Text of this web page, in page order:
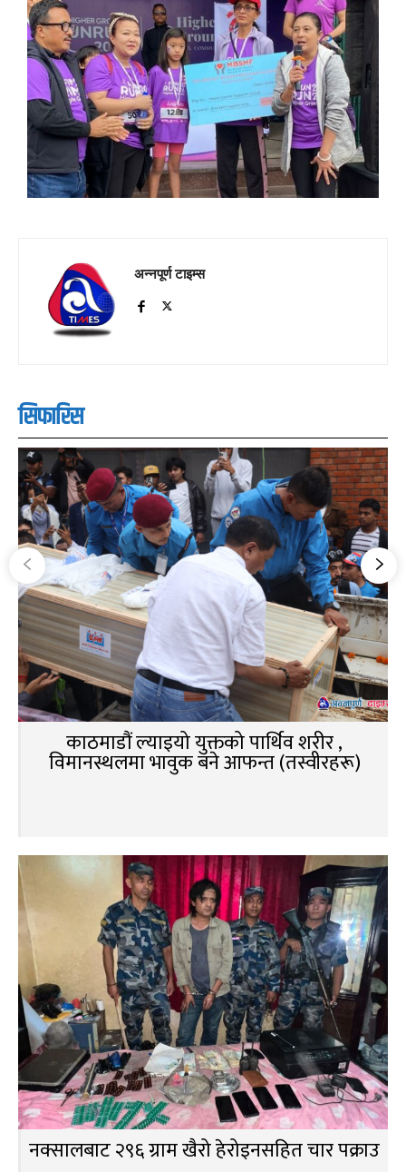
अन्नपूर्ण टाइम्स
सिफारिस
काठमाडौं ल्याइयो युक्तको पार्थिव शरीर ,
विमानस्थलमा भावुक बने आफन्त (तस्वीरहरू)
नक्सालबाट २९६ ग्राम खैरो हेरोइनसहित चार पक्राउ